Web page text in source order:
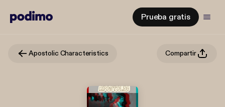
Prueba gratis
Apostolic Characteristics Compartir